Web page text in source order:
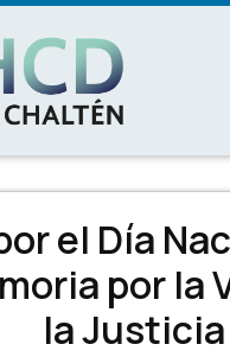
el Día
por la
la Justicia